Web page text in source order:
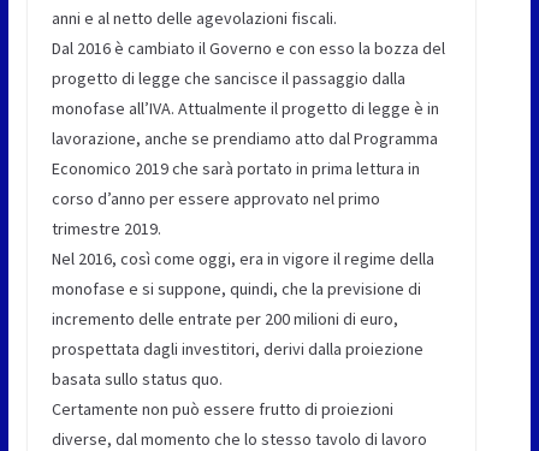
anni e al netto delle agevolazioni fiscali.
Dal 2016 è cambiato il Governo e con esso la bozza del
progetto di legge che sancisce il passaggio dalla
monofase all’IVA. Attualmente il progetto di legge è in
lavorazione, anche se prendiamo atto dal Programma
Economico 2019 che sarà portato in prima lettura in
corso d’anno per essere approvato nel primo
trimestre 2019.
Nel 2016, così come oggi, era in vigore il regime della
monofase e si suppone, quindi, che la previsione di
incremento delle entrate per 200 milioni di euro,
prospettata dagli investitori, derivi dalla proiezione
basata sullo status quo.
Certamente non può essere frutto di proiezioni
diverse, dal momento che lo stesso tavolo di lavoro